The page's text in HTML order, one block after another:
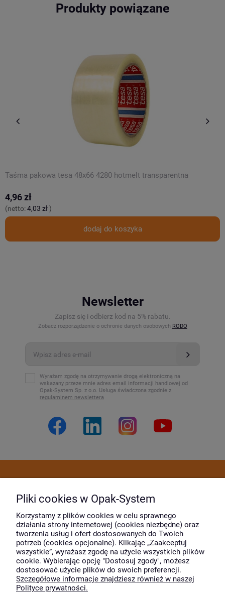
Produkty powiązane
Taśma pakowa tesa 48x66 4280 hotmelt transparentna
4,96 zł
(netto:4,03 zł)
dodaj do koszyka
Newsletter
Zapisz się i odbierz kod na 5% rabatu.
Zobacz rozporządzenie o ochronie danych osobowych RODO
Wyrażam zgodę na otrzymywanie drogą elektroniczną na
wskazany przeze mnie adres email informacji handlowej od
Opak-System Sp. z o.o. Usługa świadczona zgodnie z
regulaminem newslettera
Moje konto
O firmie
Wyróżnili nas
Pliki cookies w Opak-System
Korzystamy z plików cookies w celu sprawnego
działania strony internetowej (cookies niezbędne) oraz
tworzenia usług i ofert dostosowanych do Twoich
potrzeb (cookies opcjonalne). Klikając „Zaakceptuj
wszystkie”, wyrażasz zgodę na użycie wszystkich plików
cookie. Wybierając opcję "Dostosuj zgody", możesz
dostosować użycie plików do swoich preferencji.
Szczegółowe informacje znajdziesz również w naszej
Polityce prywatności.